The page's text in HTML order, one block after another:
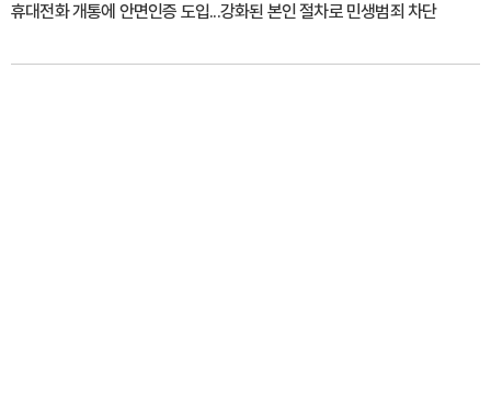
휴대전화 개통에 안면인증 도입...강화된 본인 절차로 민생범죄 차단